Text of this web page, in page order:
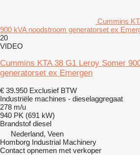
Cummins
900 kVA noodstroom generatorset ex
20
VIDEO
Cummins KTA 38 G1 Leroy Somer
generatorset ex Emergen
€ 39.950 Exclusief BTW
Industriële machines - dieselaggregaat
278 m/u
940 PK (691 kW)
Brandstof diesel
Nederland, Veen
Homborg Industrial Machinery
Contact opnemen met verkoper